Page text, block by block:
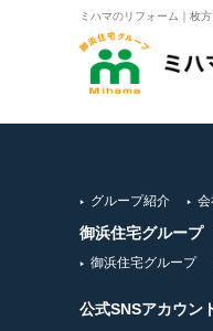
ミハマのリフォーム｜枚
グループ紹介
御浜住宅グループ
御浜住宅グループ
公式SNSアカウン